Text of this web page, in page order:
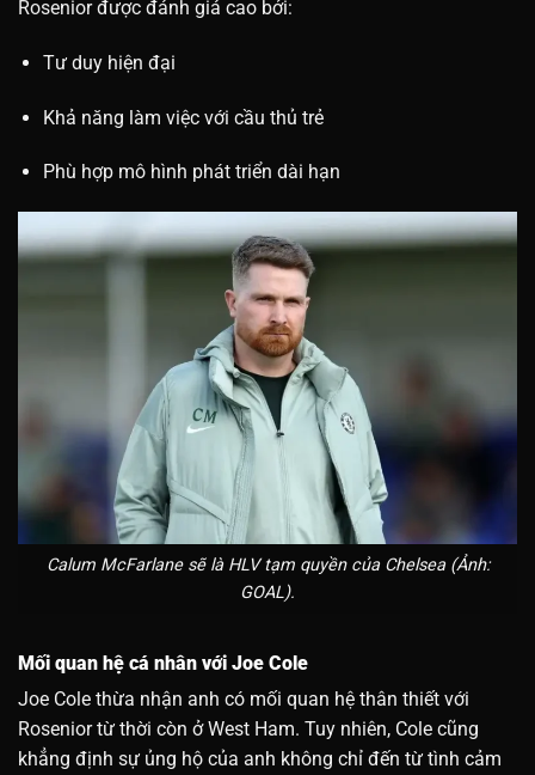
Rosenior được đánh giá cao bởi:
Tư duy hiện đại
Khả năng làm việc với cầu thủ trẻ
Phù hợp mô hình phát triển dài hạn
Calum McFarlane sẽ là HLV tạm quyền của Chelsea (Ảnh:
GOAL).
Mối quan hệ cá nhân với Joe Cole
Joe Cole thừa nhận anh có mối quan hệ thân thiết với
Rosenior từ thời còn ở West Ham. Tuy nhiên, Cole cũng
khẳng định sự ủng hộ của anh không chỉ đến từ tình cảm